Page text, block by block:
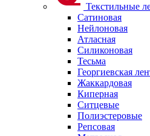
Текстильные
Сатиновая
Нейлоновая
Атласная
Силиконовая
Тесьма
Георгиевская
Жаккардовая
Киперная
Ситцевые
Полиэстеровые
Репсовая